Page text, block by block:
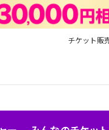
チケット販